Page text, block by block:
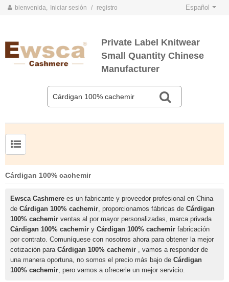
bienvenida, Iniciar sesión / registro Español
Private Label Knitwear
Small Quantity Chinese
Manufacturer
Cárdigan 100% cachemir
Ewsca Cashmere es un fabricante y proveedor profesional en China
de Cárdigan 100% cachemir, proporcionamos fábricas de Cárdigan
100% cachemir ventas al por mayor personalizadas, marca privada
Cárdigan 100% cachemir y Cárdigan 100% cachemir fabricación
por contrato. Comuníquese con nosotros ahora para obtener la mejor
cotización para Cárdigan 100% cachemir , vamos a responder de
una manera oportuna, no somos el precio más bajo de Cárdigan
100% cachemir, pero vamos a ofrecerle un mejor servicio.